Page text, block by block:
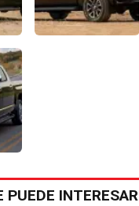
PUEDE INTERESAR